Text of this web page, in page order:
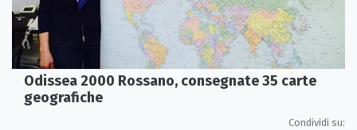
Odissea 2000 Rossano, consegnate 35 carte
geografiche
Condividi su: